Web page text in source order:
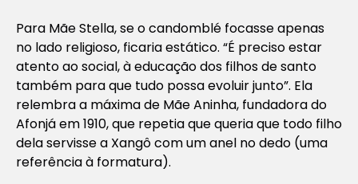
Para Mãe Stella, se o candomblé focasse apenas
no lado religioso, ficaria estático. “É preciso estar
atento ao social, à educação dos filhos de santo
também para que tudo possa evoluir junto”. Ela
relembra a máxima de Mãe Aninha, fundadora do
Afonjá em 1910, que repetia que queria que todo filho
dela servisse a Xangô com um anel no dedo (uma
referência à formatura).